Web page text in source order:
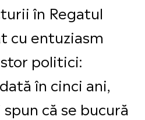
în Regatul
cu entuziasm
politici:
în cinci ani,
că se bucură